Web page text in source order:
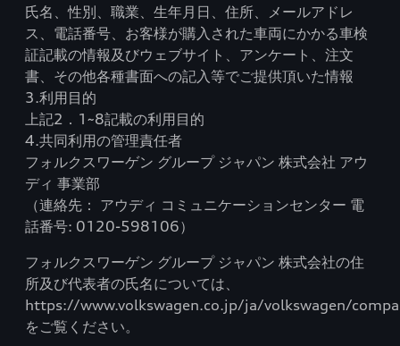
氏名、性別、職業、生年月日、住所、メールアドレ
ス、電話番号、お客様が購入された車両にかかる車検
証記載の情報及びウェブサイト、アンケート、注文
書、その他各種書面への記入等でご提供頂いた情報
3.利用目的
上記2．1~8記載の利用目的
4.共同利用の管理責任者
フォルクスワーゲン グループ ジャパン 株式会社 アウ
ディ 事業部
（連絡先： アウディ コミュニケーションセンター 電
話番号: 0120-598106）
フォルクスワーゲン グループ ジャパン 株式会社の住
所及び代表者の氏名については、
https://www.volkswagen.co.jp/ja/volkswagen/
をご覧ください。